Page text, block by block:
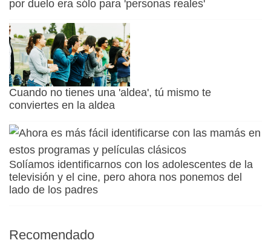
por duelo era sólo para 'personas reales'
Cuando no tienes una 'aldea', tú mismo te
conviertes en la aldea
Solíamos identificarnos con los adolescentes de la
televisión y el cine, pero ahora nos ponemos del
lado de los padres
Recomendado